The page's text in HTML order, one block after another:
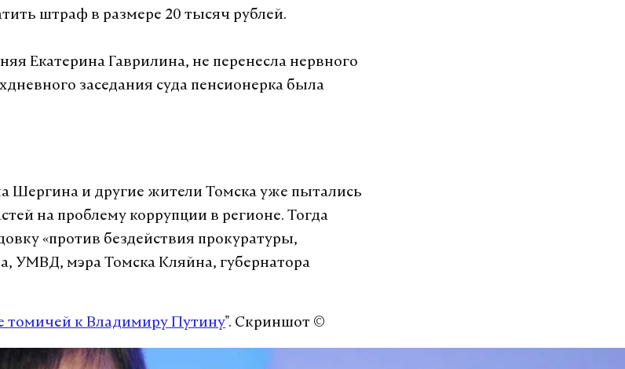
штраф в размере 20 тысяч рублей.
Екатерина Гаврилина, не перенесла нервного
заседания суда пенсионерка была
Шергина и другие жители Томска уже пытались
на проблему коррупции в регионе. Тогда
«против бездействия прокуратуры,
УМВД, мэра Томска Кляйна, губернатора
томичей к Владимиру Путину". Скриншот ©